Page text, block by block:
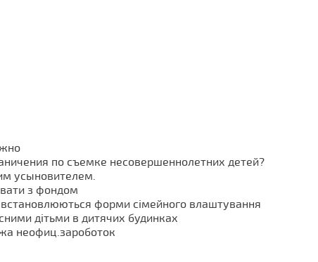
по съемке несовершеннолетних детей?
усыновителем.
з фондом
форми сімейного влаштування
дітьми в дитячих будинках
неофиц.зароботок